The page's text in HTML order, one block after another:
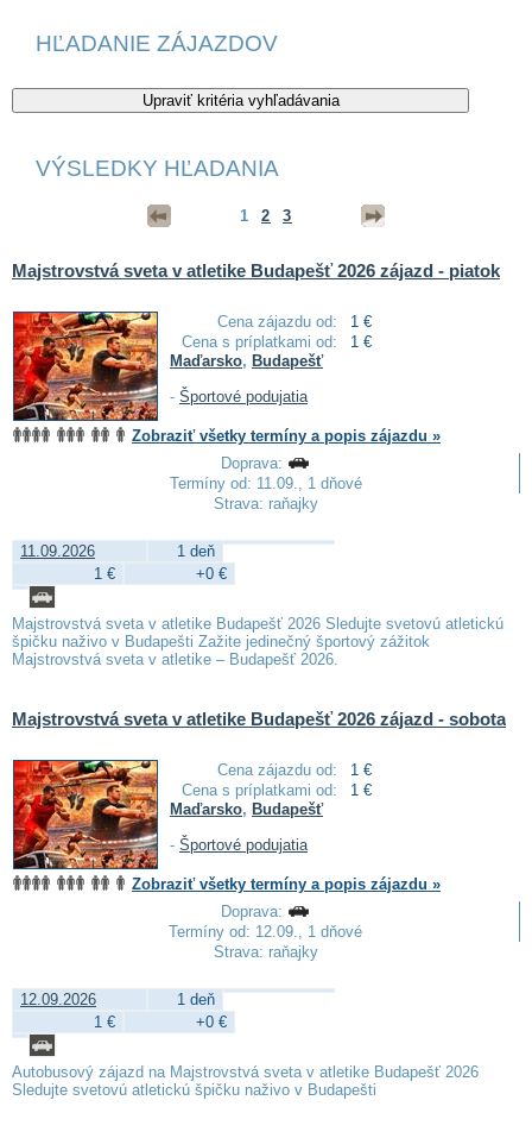
HĽADANIE ZÁJAZDOV
VÝSLEDKY HĽADANIA
1 2 3
Majstrovstvá sveta v atletike Budapešť 2026 zájazd - piatok
Cena zájazdu od:
1 €
Cena s príplatkami od:
1 €
Maďarsko, Budapešť
- Športové podujatia
Zobraziť všetky termíny a popis zájazdu »
Doprava:
Termíny od: 11.09., 1 dňové
Strava: raňajky
11.09.2026
1 deň
1 €
+0 €
Majstrovstvá sveta v atletike Budapešť 2026 Sledujte svetovú atletickú
špičku naživo v Budapešti Zažite jedinečný športový zážitok
Majstrovstvá sveta v atletike – Budapešť 2026.
Majstrovstvá sveta v atletike Budapešť 2026 zájazd - sobota
Cena zájazdu od:
1 €
Cena s príplatkami od:
1 €
Maďarsko, Budapešť
- Športové podujatia
Zobraziť všetky termíny a popis zájazdu »
Doprava:
Termíny od: 12.09., 1 dňové
Strava: raňajky
12.09.2026
1 deň
1 €
+0 €
Autobusový zájazd na Majstrovstvá sveta v atletike Budapešť 2026
Sledujte svetovú atletickú špičku naživo v Budapešti